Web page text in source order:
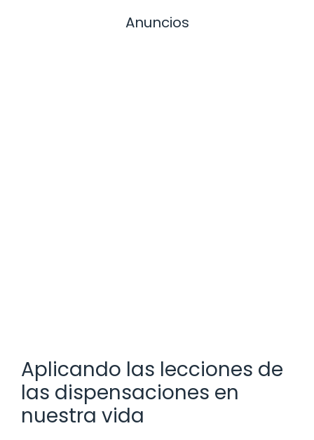
Anuncios
Aplicando las lecciones de
las dispensaciones en
nuestra vida